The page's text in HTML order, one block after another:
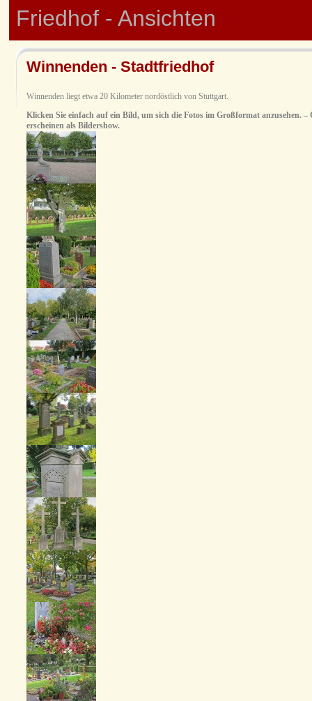
Friedhof - Ansichten
Winnenden - Stadtfriedhof
Winnenden liegt etwa 20 Kilometer nordöstlich von Stuttgart.
Klicken Sie einfach auf ein Bild, um sich die Fotos im Großformat anzusehen. –
erscheinen als Bildershow.